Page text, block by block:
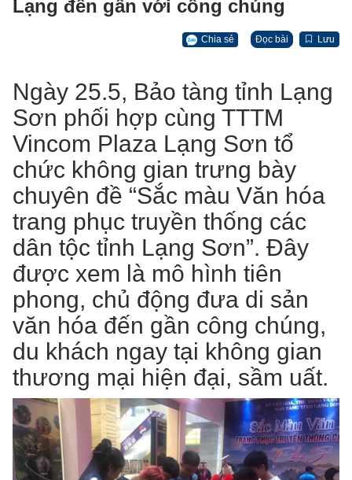
Lạng đến gần với công chúng
Chia sẻ Đọc bài Lưu
Ngày 25.5, Bảo tàng tỉnh Lạng
Sơn phối hợp cùng TTTM
Vincom Plaza Lạng Sơn tổ
chức không gian trưng bày
chuyên đề “Sắc màu Văn hóa
trang phục truyền thống các
dân tộc tỉnh Lạng Sơn”. Đây
được xem là mô hình tiên
phong, chủ động đưa di sản
văn hóa đến gần công chúng,
du khách ngay tại không gian
thương mại hiện đại, sầm uất.